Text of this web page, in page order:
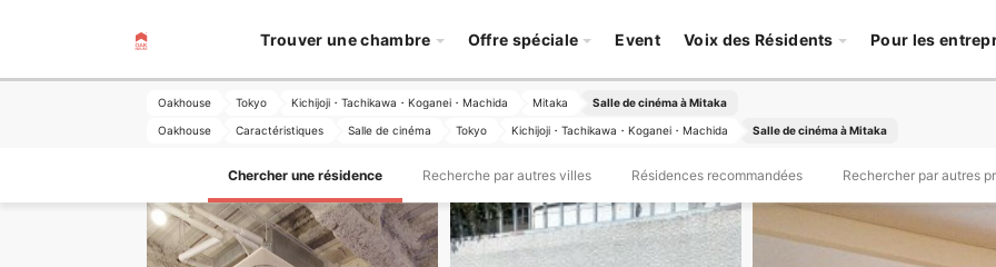
Trouver une chambre Offre spéciale Event Voix des Résidents Pour les
Oakhouse Tokyo Kichijoji・Tachikawa・Koganei・Machida Mitaka Salle de cinéma à Mitaka
Oakhouse Caractéristiques Salle de cinéma Tokyo Kichijoji・Tachikawa・Koganei・Machida Salle de cinéma à Mitaka
Chercher une résidence Recherche par autres villes Résidences recommandées Rechercher par autres